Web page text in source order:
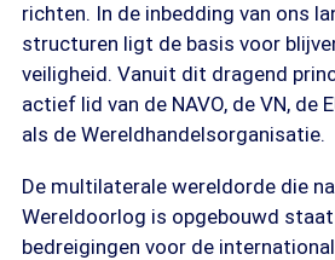
richten. In de inbedding van ons
structuren ligt de basis voor
veiligheid. Vanuit dit dragend
actief lid van de NAVO, de VN, de
als de Wereldhandelsorganisatie.
De multilaterale wereldorde die
Wereldoorlog is opgebouwd
bedreigingen voor de